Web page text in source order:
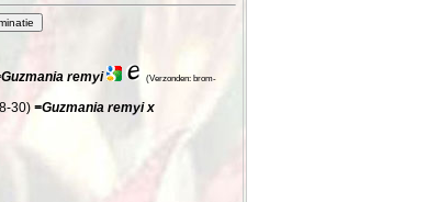
remyi
(Verzonden: brom-
30) =Guzmania remyi x